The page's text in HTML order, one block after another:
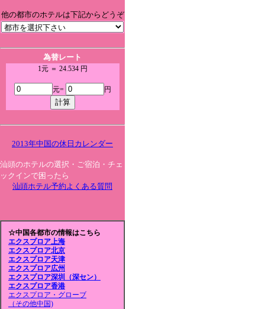
他の都市のホテルは下記からどうぞ
為替レート
1元 ＝ 24.534 円
元= 円
2013年中国の休日カレンダー
汕頭のホテルの選択・ご宿泊・チェ
ックインで困ったら
汕頭ホテル予約よくある質問
☆中国各都市の情報はこちら
エクスプロア上海
エクスプロア北京
エクスプロア天津
エクスプロア広州
エクスプロア深圳（深セン）
エクスプロア香港
エクスプロア・グローブ
（その他中国)